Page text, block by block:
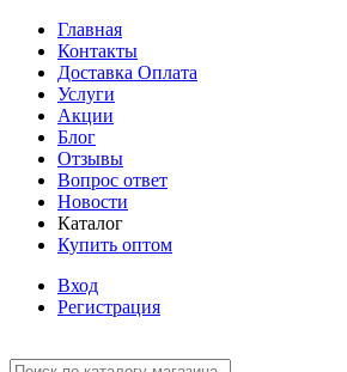
Главная
Контакты
Доставка Оплата
Услуги
Акции
Блог
Отзывы
Вопрос ответ
Новости
Каталог
Купить оптом
Вход
Регистрация